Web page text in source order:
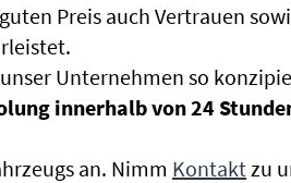
Preis auch Vertrauen
Unternehmen so
innerhalb von 24
an. Nimm Kontaktzu